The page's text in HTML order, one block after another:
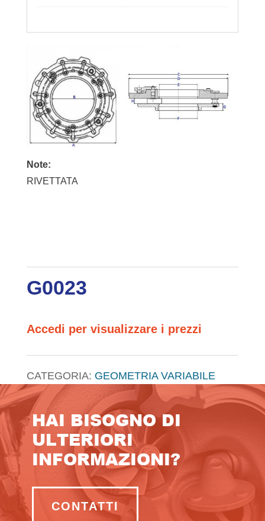
Note:
RIVETTATA
G0023
Accedi per visualizzare i prezzi
CATEGORIA: GEOMETRIA VARIABILE
HAI BISOGNO DI
ULTERIORI
INFORMAZIONI?
CONTATTI